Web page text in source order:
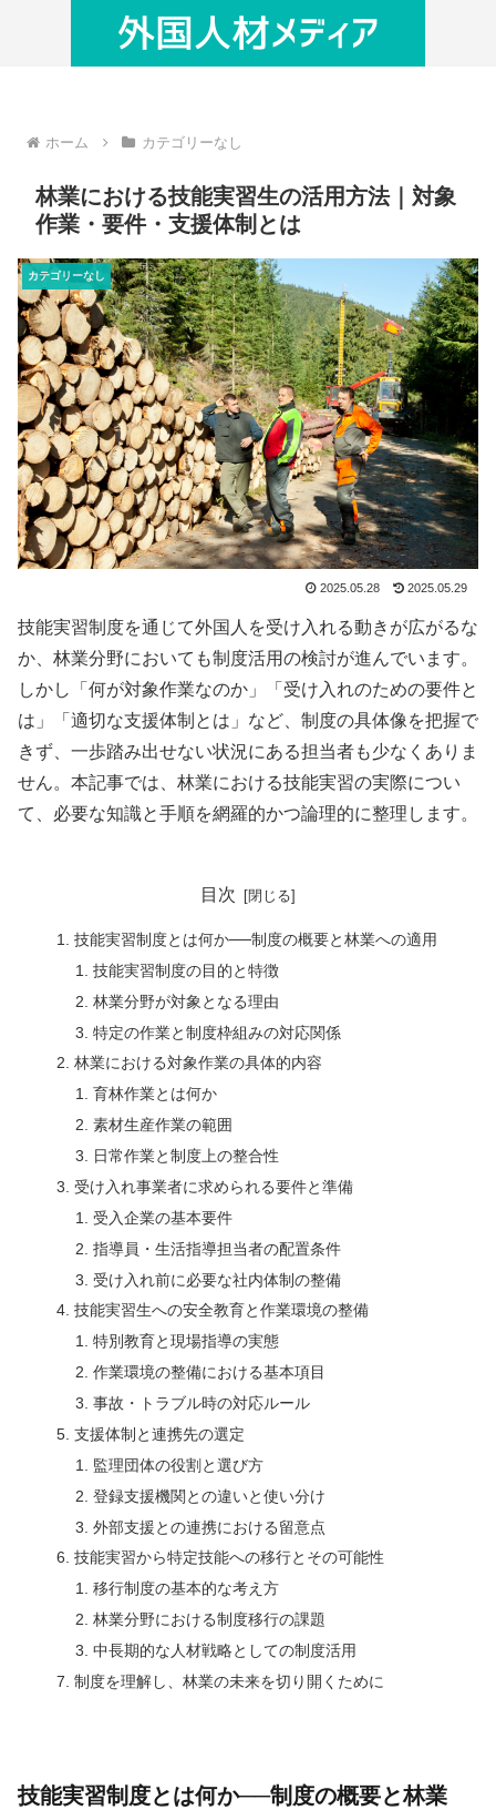
ホーム カテゴリーなし
林業における技能実習生の活用方法｜対象
作業・要件・支援体制とは
カテゴリーなし
2025.05.28 2025.05.29
技能実習制度を通じて外国人を受け入れる動きが広がるな
か、林業分野においても制度活用の検討が進んでいます。
しかし「何が対象作業なのか」「受け入れのための要件と
は」「適切な支援体制とは」など、制度の具体像を把握で
きず、一歩踏み出せない状況にある担当者も少なくありま
せん。本記事では、林業における技能実習の実際につい
て、必要な知識と手順を網羅的かつ論理的に整理します。
目次
技能実習制度とは何か──制度の概要と林業への適用
技能実習制度の目的と特徴
林業分野が対象となる理由
特定の作業と制度枠組みの対応関係
林業における対象作業の具体的内容
育林作業とは何か
素材生産作業の範囲
日常作業と制度上の整合性
受け入れ事業者に求められる要件と準備
受入企業の基本要件
指導員・生活指導担当者の配置条件
受け入れ前に必要な社内体制の整備
技能実習生への安全教育と作業環境の整備
特別教育と現場指導の実態
作業環境の整備における基本項目
事故・トラブル時の対応ルール
支援体制と連携先の選定
監理団体の役割と選び方
登録支援機関との違いと使い分け
外部支援との連携における留意点
技能実習から特定技能への移行とその可能性
移行制度の基本的な考え方
林業分野における制度移行の課題
中長期的な人材戦略としての制度活用
制度を理解し、林業の未来を切り開くために
技能実習制度とは何か──制度の概要と林業